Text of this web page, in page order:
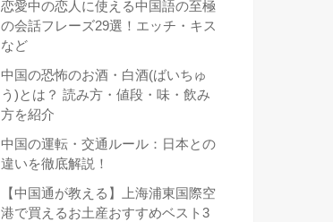
恋愛中の恋人に使える中国語の至極
の会話フレーズ29選！エッチ・キス
など
中国の恐怖のお酒・白酒(ばいちゅ
う)とは？ 読み方・値段・味・飲み
方を紹介
中国の運転・交通ルール：日本との
違いを徹底解説！
【中国通が教える】上海浦東国際空
港で買えるお土産おすすめベスト3